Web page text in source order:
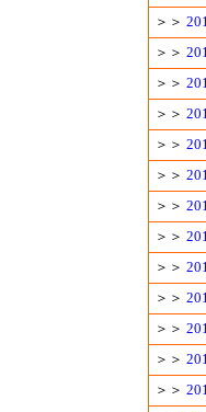
＞＞
＞＞
＞＞
＞＞
＞＞
＞＞
＞＞
＞＞
＞＞
＞＞
＞＞
＞＞
＞＞